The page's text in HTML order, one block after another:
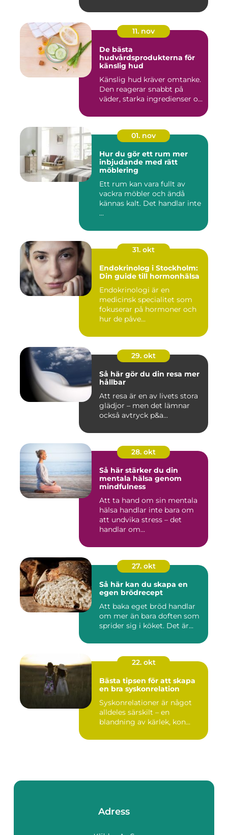
11. nov
De bästa
hudvårdsprodukterna för
känslig hud
Känslig hud kräver omtanke.
Den reagerar snabbt på
väder, starka ingredienser o...
01. nov
Hur du gör ett rum mer
inbjudande med rätt
möblering
Ett rum kan vara fullt av
vackra möbler och ändå
kännas kalt. Det handlar inte
...
31. okt
Endokrinolog i Stockholm:
Din guide till hormonhälsa
Endokrinologi är en
medicinsk specialitet som
fokuserar på hormoner och
hur de påve...
29. okt
Så här gör du din resa mer
hållbar
Att resa är en av livets stora
glädjor – men det lämnar
också avtryck p&a...
28. okt
Så här stärker du din
mentala hälsa genom
mindfulness
Att ta hand om sin mentala
hälsa handlar inte bara om
att undvika stress – det
handlar om...
27. okt
Så här kan du skapa en
egen brödrecept
Att baka eget bröd handlar
om mer än bara doften som
sprider sig i köket. Det är...
22. okt
Bästa tipsen för att skapa
en bra syskonrelation
Syskonrelationer är något
alldeles särskilt – en
blandning av kärlek, kon...
Adress